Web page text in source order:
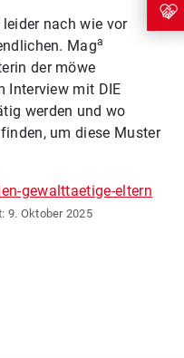
nach wie vor
Maga
der möwe
Interview mit DIE
werden und wo
um diese Muster
gewalttaetige-eltern
9. Oktober 2025